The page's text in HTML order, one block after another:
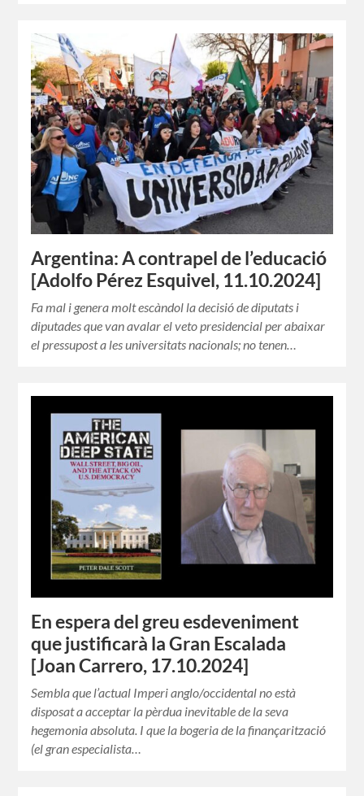
Argentina: A contrapel de l’educació
[Adolfo Pérez Esquivel, 11.10.2024]
Fa mal i genera molt escàndol la decisió de diputats i
diputades que van avalar el veto presidencial per abaixar
el pressupost a les universitats nacionals; no tenen…
En espera del greu esdeveniment
que justificarà la Gran Escalada
[Joan Carrero, 17.10.2024]
Sembla que l’actual Imperi anglo/occidental no està
disposat a acceptar la pèrdua inevitable de la seva
hegemonia absoluta. I que la bogeria de la finançarització
(el gran especialista…